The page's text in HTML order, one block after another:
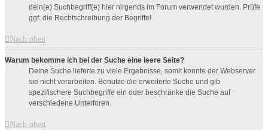
dein(e) Suchbegriff(e) hier nirgends im Forum verwendet wurden. Prüfe
ggf. die Rechtschreibung der Begriffe!
Nach oben
Warum bekomme ich bei der Suche eine leere Seite?
Deine Suche lieferte zu viele Ergebnisse, somit konnte der Webserver
sie nicht verarbeiten. Benutze die erweiterte Suche und gib
spezifischere Suchbegriffe ein oder beschränke die Suche auf
verschiedene Unterforen.
Nach oben